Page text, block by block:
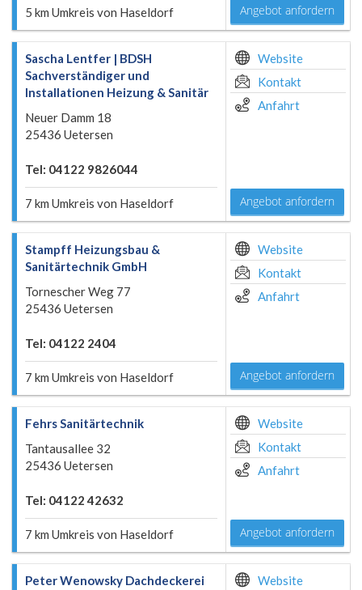
5 km Umkreis von Haseldorf Angebot anfordern
Sascha Lentfer | BDSH
Sachverständiger und
Installationen Heizung & Sanitär
Neuer Damm 18
25436 Uetersen
Tel: 04122 9826044
7 km Umkreis von Haseldorf
Website
Kontakt
Anfahrt
Angebot anfordern
Stampff Heizungsbau &
Sanitärtechnik GmbH
Tornescher Weg 77
25436 Uetersen
Tel: 04122 2404
7 km Umkreis von Haseldorf
Website
Kontakt
Anfahrt
Angebot anfordern
Fehrs Sanitärtechnik
Tantausallee 32
25436 Uetersen
Tel: 04122 42632
7 km Umkreis von Haseldorf
Website
Kontakt
Anfahrt
Angebot anfordern
Peter Wenowsky Dachdeckerei
Website